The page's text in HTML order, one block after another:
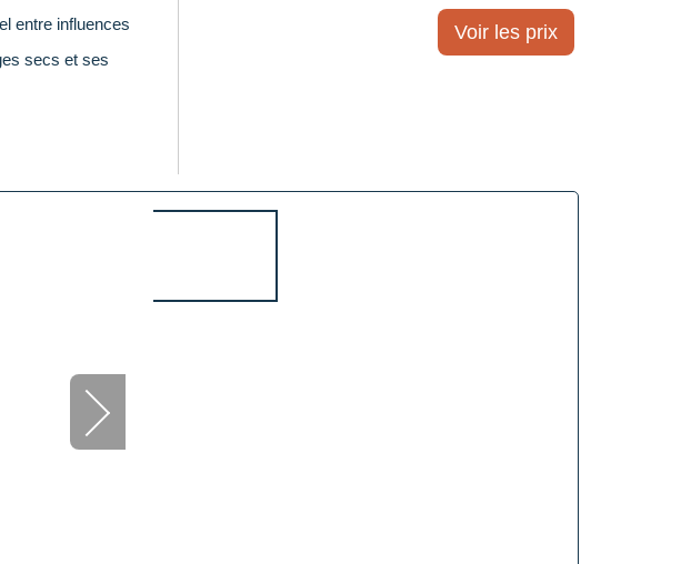
entre influences
secs et ses
Voir les prix